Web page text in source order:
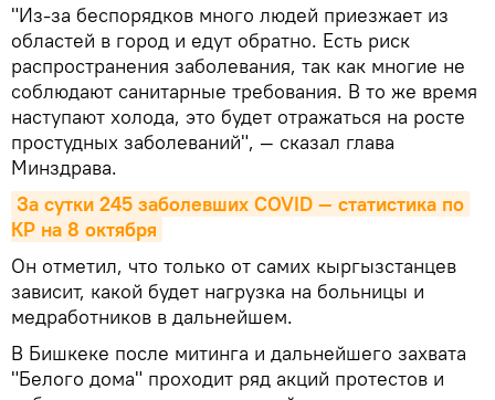
"Из-за беспорядков много людей приезжает из
областей в город и едут обратно. Есть риск
распространения заболевания, так как многие не
соблюдают санитарные требования. В то же время
наступают холода, это будет отражаться на росте
простудных заболеваний", — сказал глава
Минздрава.
За сутки 245 заболевших COVID — статистика по
КР на 8 октября
Он отметил, что только от самих кыргызстанцев
зависит, какой будет нагрузка на больницы и
медработников в дальнейшем.
В Бишкеке после митинга и дальнейшего захвата
"Белого дома" проходит ряд акций протестов и